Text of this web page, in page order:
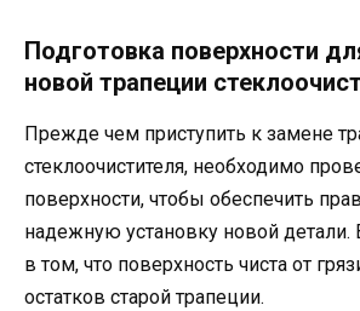
Подготовка поверхности
новой трапеции
Прежде чем приступить к замене
стеклоочистителя, необходимо
поверхности, чтобы обеспечить
надежную установку новой детали.
в том, что поверхность чиста от
остатков старой трапеции.